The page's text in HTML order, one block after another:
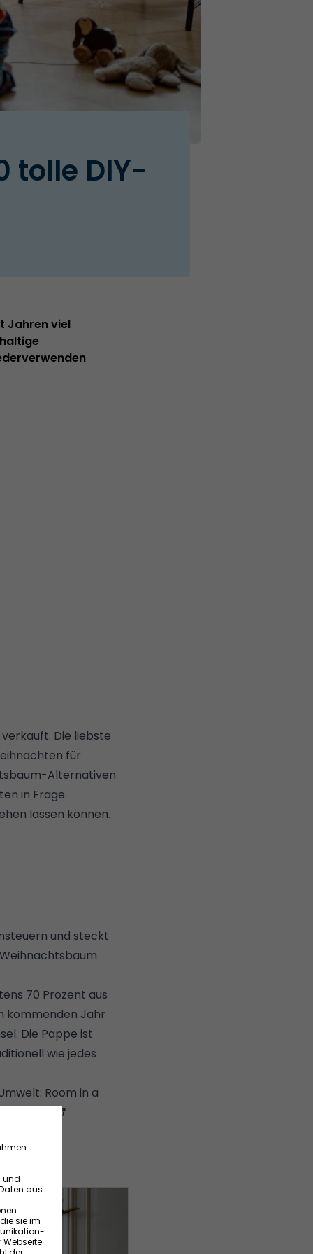
tolle DIY-
Jahren viel
Die liebste
für
Alternativen
in Frage.
lassen können.
und steckt
70 Prozent aus
kommenden Jahr
Die Pappe ist
wie jedes
Room in a